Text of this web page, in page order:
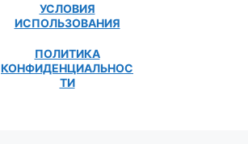
УСЛОВИЯ
ИСПОЛЬЗОВАНИЯ
ПОЛИТИКА
КОНФИДЕНЦИАЛЬНОС
ТИ